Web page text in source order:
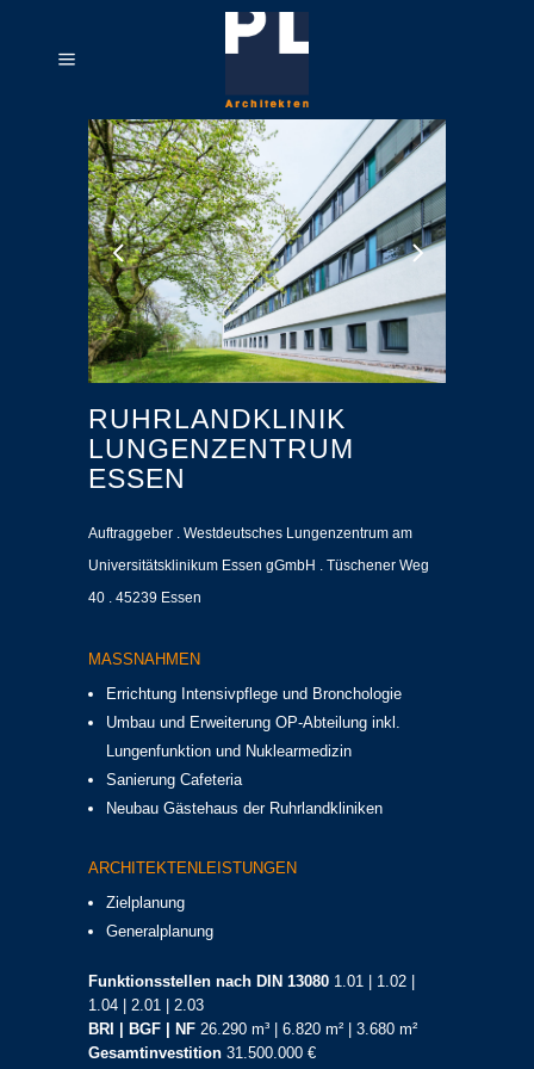
RUHRLANDKLINIK
LUNGENZENTRUM
ESSEN
Auftraggeber . Westdeutsches Lungenzentrum am
Universitätsklinikum Essen gGmbH . Tüschener Weg
40 . 45239 Essen
MASSNAHMEN
Errichtung Intensivpflege und Bronchologie
Umbau und Erweiterung OP-Abteilung inkl.
Lungenfunktion und Nuklearmedizin
Sanierung Cafeteria
Neubau Gästehaus der Ruhrlandkliniken
ARCHITEKTENLEISTUNGEN
Zielplanung
Generalplanung
Funktionsstellen nach DIN 13080 1.01 | 1.02 |
1.04 | 2.01 | 2.03
BRI | BGF | NF 26.290 m³ | 6.820 m² | 3.680 m²
Gesamtinvestition 31.500.000 €